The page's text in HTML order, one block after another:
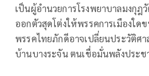
เป็นผู้อำนวยการโรงพยาบาลมงกุฎ
ออกตัวสุดโต่งให้พรรคการเมืองใด
พรรคไทยภักดีอาจเปลี่ยนประวัติศ
บ้านบางระจัน ตนเชื่อมั่นพลังประ